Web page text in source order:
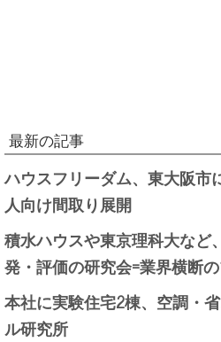
最新の記事
ハウスフリーダム、東大阪市
人向け間取り展開
積水ハウスや東京理科大など
発・評価の研究会=業界横断
本社に実験住宅2棟、空調・
ル研究所